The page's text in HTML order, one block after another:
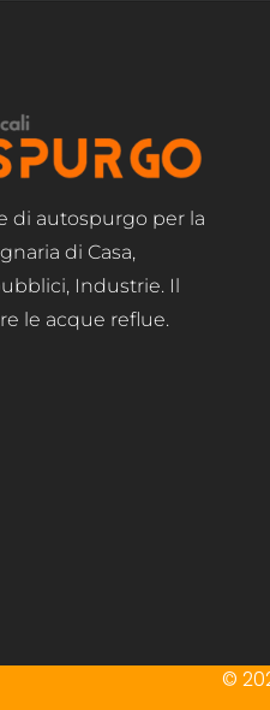
di autospurgo per la
di Casa,
Industrie. Il
le acque reflue.
©